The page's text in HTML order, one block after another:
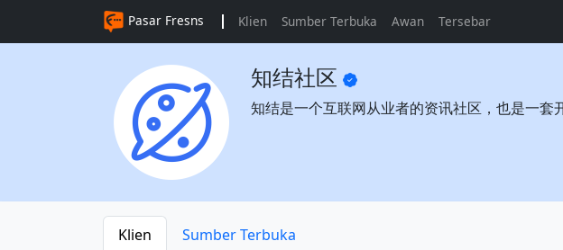
Pasar Fresns Klien Sumber Terbuka Awan Tersebar
知结社区
知结是一个互联网从业者的资讯社区，也是一套
Klien Sumber Terbuka